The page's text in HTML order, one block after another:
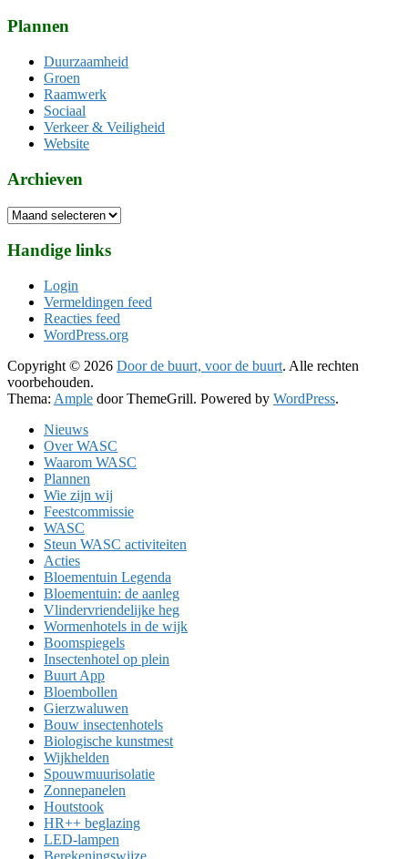
Plannen
Duurzaamheid
Groen
Raamwerk
Sociaal
Verkeer & Veiligheid
Website
Archieven
Archieven
Handige links
Login
Vermeldingen feed
Reacties feed
WordPress.org
Copyright © 2026 Door de buurt, voor de buurt. Alle rechten
voorbehouden.
Thema: Ample door ThemeGrill. Powered by WordPress.
Nieuws
Over WASC
Waarom WASC
Plannen
Wie zijn wij
Feestcommissie
WASC
Steun WASC activiteiten
Acties
Bloementuin Legenda
Bloementuin: de aanleg
Vlindervriendelijke heg
Wormenhotels in de wijk
Boomspiegels
Insectenhotel op plein
Buurt App
Bloembollen
Gierzwaluwen
Bouw insectenhotels
Biologische kunstmest
Wijkhelden
Spouwmuurisolatie
Zonnepanelen
Houtstook
HR++ beglazing
LED-lampen
Berekeningswijze